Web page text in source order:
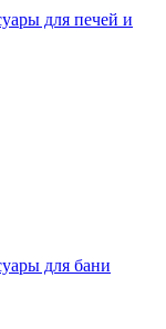
для печей и
для бани